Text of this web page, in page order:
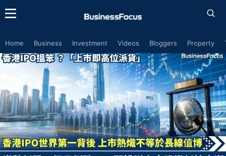
Home Business Investment Videos Bloggers Property